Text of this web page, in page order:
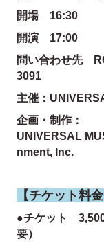
開場 16:30
開演 17:00
問い合わせ先
3091
主催：
企画・制作：
UNIVERSAL
nment, Inc.
【チケット料金
●チケット
要）